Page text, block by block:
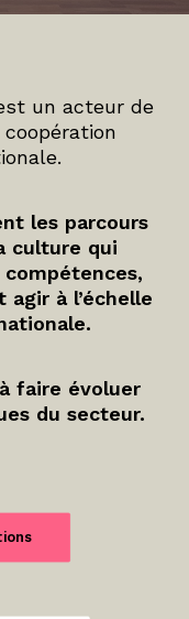
un acteur de
les parcours
culture qui
à l’échelle
faire évoluer
du secteur.